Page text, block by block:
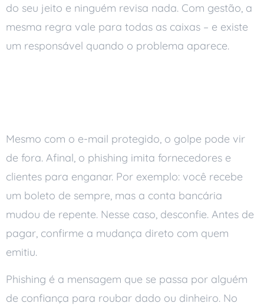
do seu jeito e ninguém revisa nada. Com gestão, a
mesma regra vale para todas as caixas – e existe
um responsável quando o problema aparece.
Mesmo com o e-mail protegido, o golpe pode vir
de fora. Afinal, o phishing imita fornecedores e
clientes para enganar. Por exemplo: você recebe
um boleto de sempre, mas a conta bancária
mudou de repente. Nesse caso, desconfie. Antes de
pagar, confirme a mudança direto com quem
emitiu.
Phishing é a mensagem que se passa por alguém
de confiança para roubar dado ou dinheiro. No